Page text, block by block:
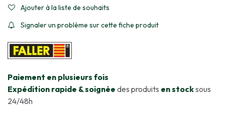
Ajouter à la liste de souhaits
Signaler un problème sur cette fiche produit
​Paiement en plusieurs fois
Expédition rapide & soignée des produits en stocksous
24/48h